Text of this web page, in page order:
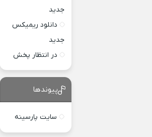
جدید
دانلود ریمیکس
جدید
در انتظار پخش
پیوندها
سایت پارسینه